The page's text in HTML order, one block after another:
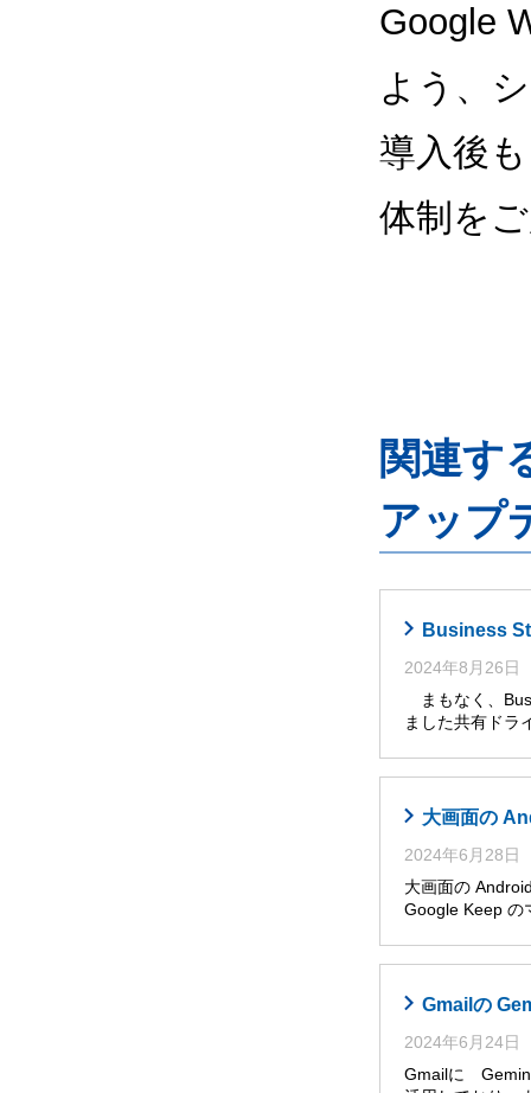
Google
よう、
導入後
体制を
関連す
アップ
Business
2024年8月26日
まもなく、
ました共有ドラ
大画面の
2024年6月28日
大画面の
Google Keep の
Gmailの
2024年6月24日
Gmailに Gemini